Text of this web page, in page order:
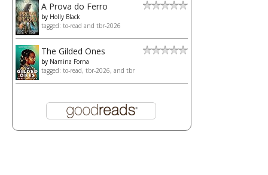
A Prova do Ferro
by Holly Black
tagged: to-read and tbr-2026
The Gilded Ones
by Namina Forna
tagged: to-read, tbr-2026, and tbr